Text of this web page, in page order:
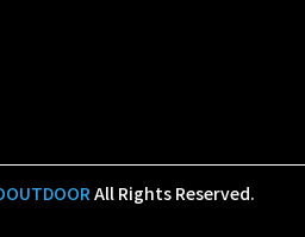
All Rights Reserved.